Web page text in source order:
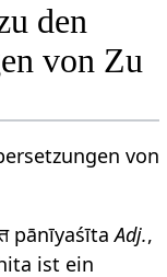
den
von Zu
von
pānīyaśītaAdj.,
ist ein